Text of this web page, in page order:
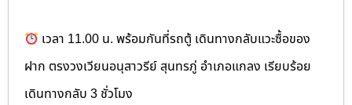
เวลา 11.00 น. พร้อมกันที่รถตู้ เดินทางกลับแวะซื้อของ
ฝาก ตรงวงเวียนอนุสาวรีย์ สุนทรภู่ อำเภอแกลง เรียบร้อย
เดินทางกลับ 3 ชั่วโมง